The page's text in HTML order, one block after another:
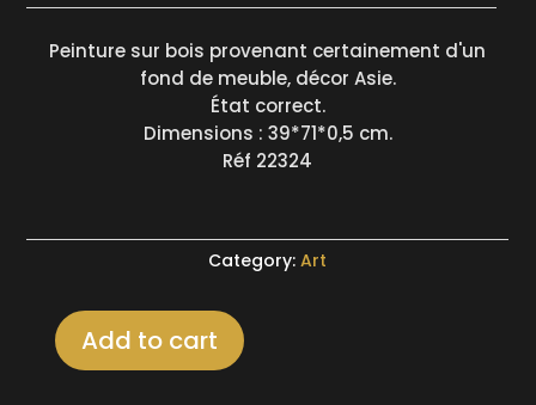
Peinture sur bois provenant certainement d'un
fond de meuble, décor Asie.
État correct.
Dimensions : 39*71*0,5 cm.
Réf 22324
Category:Art
PeintureAdd to cart